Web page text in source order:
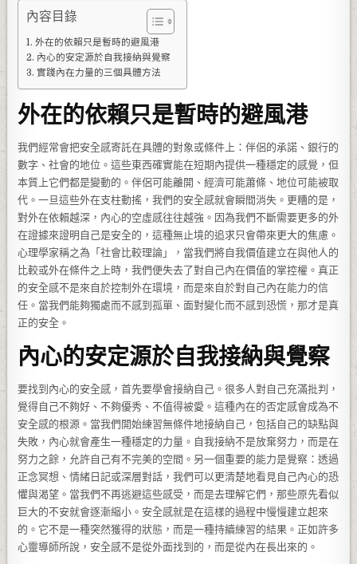
內容目錄
外在的依賴只是暫時的避風港
內心的安定源於自我接納與覺察
實踐內在力量的三個具體方法
外在的依賴只是暫時的避風港
我們經常會把安全感寄託在具體的對象或條件上：伴侶的承諾、銀行的
數字、社會的地位。這些東西確實能在短期內提供一種穩定的感覺，但
本質上它們都是變動的。伴侶可能離開、經濟可能蕭條、地位可能被取
代。一旦這些外在支柱動搖，我們的安全感就會瞬間消失。更糟的是，
對外在依賴越深，內心的空虛感往往越強。因為我們不斷需要更多的外
在證據來證明自己是安全的，這種無止境的追求只會帶來更大的焦慮。
心理學家稱之為「社會比較理論」，當我們將自我價值建立在與他人的
比較或外在條件之上時，我們便失去了對自己內在價值的掌控權。真正
的安全感不是來自於控制外在環境，而是來自於對自己內在能力的信
任。當我們能夠獨處而不感到孤單、面對變化而不感到恐慌，那才是真
正的安全。
內心的安定源於自我接納與覺察
要找到內心的安全感，首先要學會接納自己。很多人對自己充滿批判，
覺得自己不夠好、不夠優秀、不值得被愛。這種內在的否定感會成為不
安全感的根源。當我們開始練習無條件地接納自己，包括自己的缺點與
失敗，內心就會產生一種穩定的力量。自我接納不是放棄努力，而是在
努力之餘，允許自己有不完美的空間。另一個重要的能力是覺察：透過
正念冥想、情緒日記或深層對話，我們可以更清楚地看見自己內心的恐
懼與渴望。當我們不再逃避這些感受，而是去理解它們，那些原先看似
巨大的不安就會逐漸縮小。安全感就是在這樣的過程中慢慢建立起來
的。它不是一種突然獲得的狀態，而是一種持續練習的結果。正如許多
心靈導師所說，安全感不是從外面找到的，而是從內在長出來的。